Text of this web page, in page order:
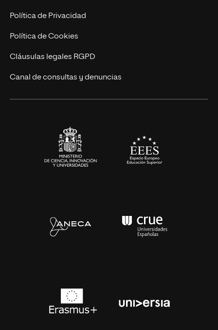
Marketing y Comunicación
Ingeniería
Diseño
Ciencias de la Salud
Política de Privacidad
Política de Cookies
Cláusulas legales RGPD
Canal de consultas y denuncias